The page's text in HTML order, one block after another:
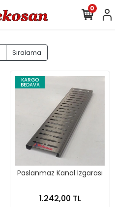
0
Sıralama
KARGO
BEDAVA
Paslanmaz Kanal Izgarası
1.242,00 TL